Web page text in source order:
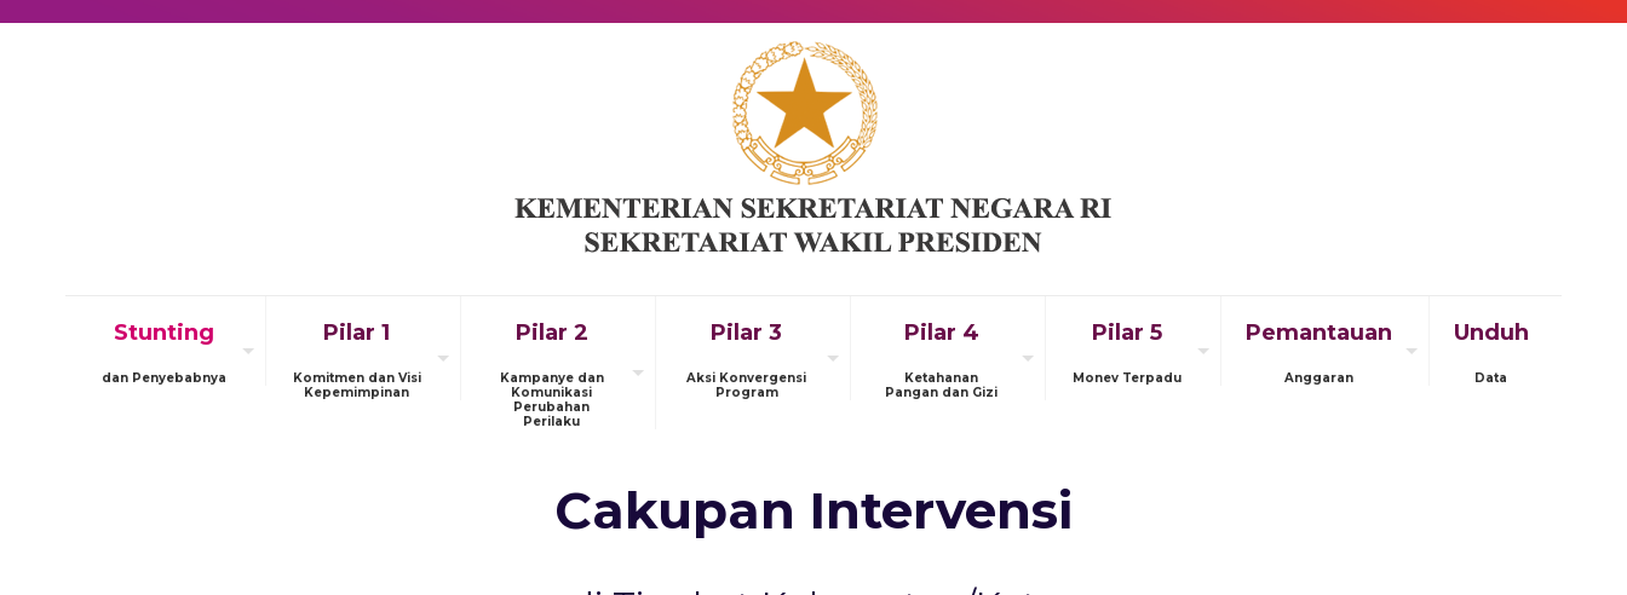
Stunting
dan Penyebabnya
Pilar 1
Komitmen dan Visi
Kepemimpinan
Pilar 2
Kampanye dan
Komunikasi
Perubahan
Perilaku
Pilar 3
Aksi Konvergensi
Program
Pilar 4
Ketahanan
Pangan dan Gizi
Pilar 5
Monev Terpadu
Pemantauan
Anggaran
Unduh
Data
Cakupan Intervensi